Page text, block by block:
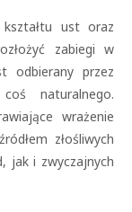
ust oraz
zabiegi w
odbierany przez
naturalnego.
wrażenie
złośliwych
jak i zwyczajnych